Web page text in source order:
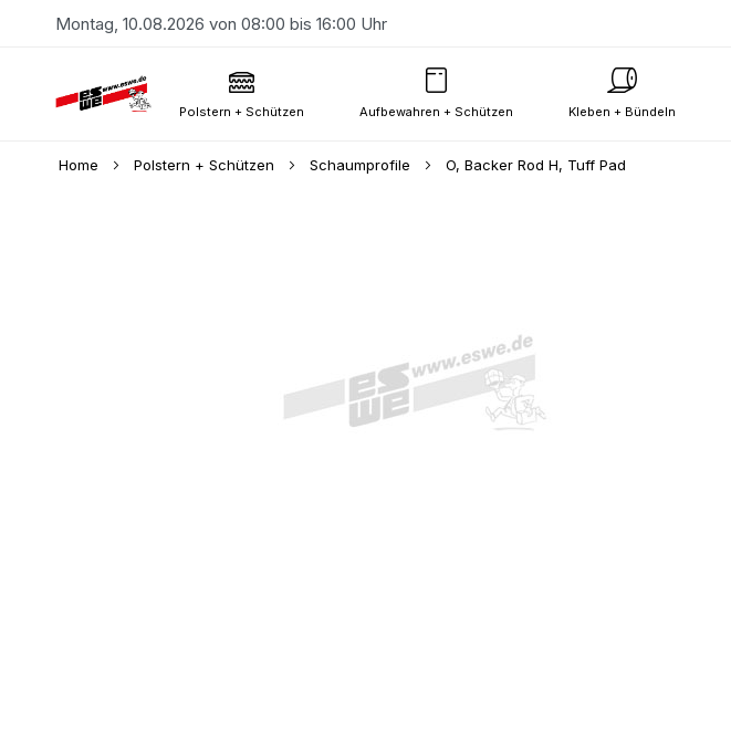
Montag, 10.08.2026 von 08:00 bis 16:00 Uhr
Polstern + Schützen Aufbewahren + Schützen Kleben + Bündeln
Home Polstern + Schützen Schaumprofile O, Backer Rod H, Tuff Pad